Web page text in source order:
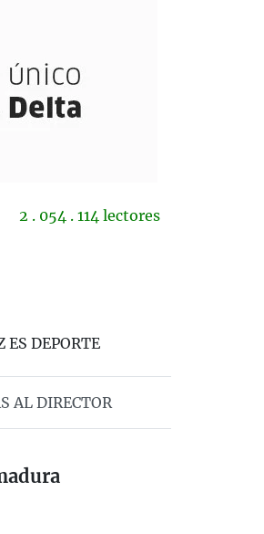
2 . 054 . 114 lectores
ES DEPORTE
AL DIRECTOR